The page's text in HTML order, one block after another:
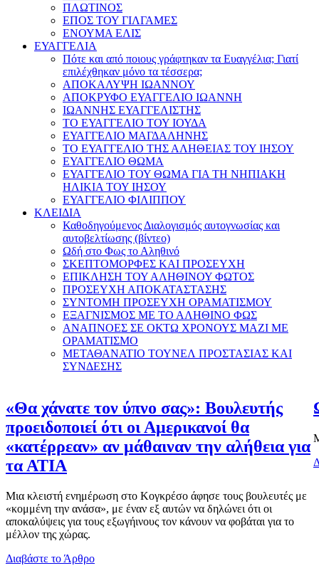
ΠΛΩΤΙΝΟΣ
ΕΠΟΣ ΤΟΥ ΓΙΛΓΑΜΕΣ
ΕΝΟΥΜΑ ΕΛΙΣ
ΕΥΑΓΓΕΛΙΑ
Πότε και από ποιους γράφτηκαν τα Ευαγγέλια; Γιατί
επιλέχθηκαν μόνο τα τέσσερα;
ΑΠΟΚΑΛΥΨΗ ΙΩΑΝΝΟΥ
ΑΠΟΚΡΥΦΟ ΕΥΑΓΓΕΛΙΟ ΙΩΑΝΝΗ
ΙΩΑΝΝΗΣ ΕΥΑΓΓΕΛΙΣΤΗΣ
ΤΟ ΕΥΑΓΓΕΛΙΟ ΤΟΥ ΙΟΥΔΑ
ΕΥΑΓΓΕΛΙΟ ΜΑΓΔΑΛΗΝΗΣ
ΤΟ ΕΥΑΓΓΕΛΙΟ ΤΗΣ ΑΛΗΘΕΙΑΣ ΤΟΥ ΙΗΣΟΥ
ΕΥΑΓΓΕΛΙΟ ΘΩΜΑ
ΕΥΑΓΓΕΛΙΟ ΤΟΥ ΘΩΜΑ ΓΙΑ ΤΗ ΝΗΠΙΑΚΗ
ΗΛΙΚΙΑ ΤΟΥ ΙΗΣΟΥ
ΕΥΑΓΓΕΛΙΟ ΦΙΛΙΠΠΟΥ
ΚΛΕΙΔΙΑ
Καθοδηγούμενος Διαλογισμός αυτογνωσίας και
αυτοβελτίωσης (βίντεο)
Ωδή στο Φως το Αληθινό
ΣΚΕΠΤΟΜΟΡΦΕΣ ΚΑΙ ΠΡΟΣΕΥΧΗ
ΕΠΙΚΛΗΣΗ ΤΟΥ ΑΛΗΘΙΝΟΥ ΦΩΤΟΣ
ΠΡΟΣΕΥΧΗ ΑΠΟΚΑΤΑΣΤΑΣΗΣ
ΣΥΝΤΟΜΗ ΠΡΟΣΕΥΧΗ ΟΡΑΜΑΤΙΣΜΟΥ
ΕΞΑΓΝΙΣΜΟΣ ΜΕ ΤΟ ΑΛΗΘΙΝΟ ΦΩΣ
ΑΝΑΠΝΟΕΣ ΣΕ ΟΚΤΩ ΧΡΟΝΟΥΣ ΜΑΖΙ ΜΕ
ΟΡΑΜΑΤΙΣΜΟ
ΜΕΤΑΘΑΝΑΤΙΟ ΤΟΥΝΕΛ ΠΡΟΣΤΑΣΙΑΣ ΚΑΙ
ΣΥΝΔΕΣΗΣ
«Θα χάνατε τον ύπνο σας»: Βουλευτής
προειδοποιεί ότι οι Αμερικανοί θα
«κατέρρεαν» αν μάθαιναν την αλήθεια για
τα ΑΤΙΑ
Μια κλειστή ενημέρωση στο Κογκρέσο άφησε τους βουλευτές με
«κομμένη την ανάσα», με έναν εξ αυτών να δηλώνει ότι οι
αποκαλύψεις για τους εξωγήινους τον κάνουν να φοβάται για το
μέλλον της χώρας.
Διαβάστε το Άρθρο